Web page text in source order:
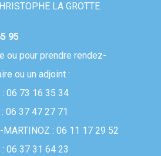
LA GROTTE
95
ou pour prendre rendez-
ou un adjoint :
: 06 73 16 35 34
06 37 47 27 71
MARTINOZ : 06 11 17 29 52
: 06 37 31 64 23